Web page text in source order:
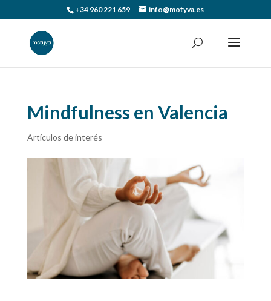
+34 960 221 659 info@motyva.es
Mindfulness en Valencia
Artículos de interés